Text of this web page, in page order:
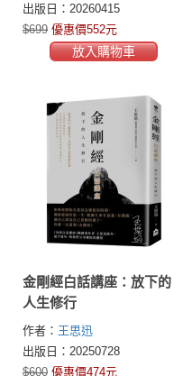
(Rosemary Gladstar)
出版日：20260415
$699 優惠價552元
放入購物車
金剛經白話講座：放下的
人生修行
作者： 王思迅
出版日：20250728
$600 優惠價474元